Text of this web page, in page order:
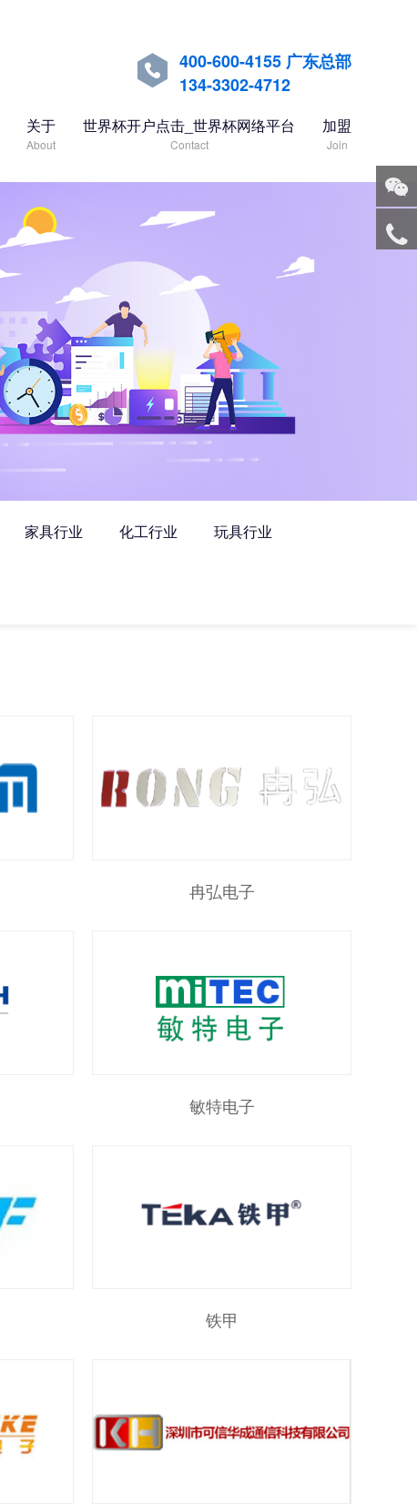

400-600-4155 广东总部
134-3302-4712
关于
About
世界杯开户点击_世界杯网络平台
Contact
加盟
Join
家具行业 化工行业 玩具行业
冉弘电子
敏特电子
铁甲
微信